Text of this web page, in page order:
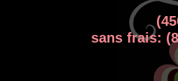
sans frais: